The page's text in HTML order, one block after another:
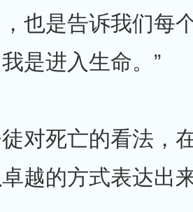
也是告诉我们每
是进入生命。”
对死亡的看法，
越的方式表达出